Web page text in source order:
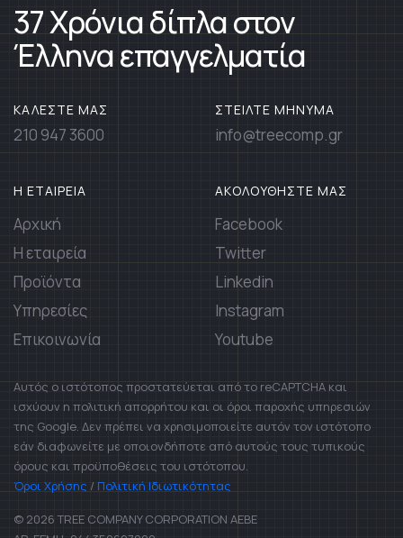
37 Χρόνια δίπλα στον
Έλληνα επαγγελματία
ΚΑΛΕΣΤΕ ΜΑΣ
210 947 3600
ΣΤΕΙΛΤΕ ΜΗΝΥΜΑ
info@treecomp.gr
Η ΕΤΑΙΡΕΙΑ
Αρχική
Η εταιρεία
Προϊόντα
Υπηρεσίες
Επικοινωνία
ΑΚΟΛΟΥΘΗΣΤΕ ΜΑΣ
Facebook
Twitter
Linkedin
Instagram
Youtube
Αυτός ο ιστότοπος προστατεύεται από το reCAPTCHA και
ισχύουν η πολιτική απορρήτου και οι όροι παροχής υπηρεσιών
της Google. Δεν πρέπει να χρησιμοποιείτε αυτόν τον ιστότοπο
εάν διαφωνείτε με οποιονδήποτε από αυτούς τους τυπικούς
όρους και προϋποθέσεις του ιστότοπου.
Όροι Χρήσης / Πολιτική Ιδιωτικότητας
© 2026 TREE COMPANY CORPORATION AEBE